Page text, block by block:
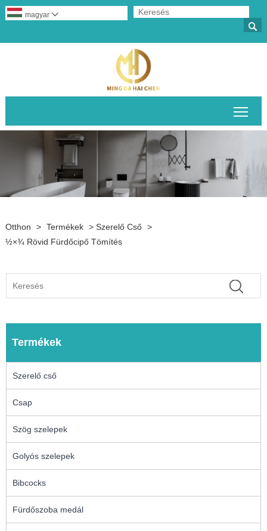

magyar 
Otthon > Termékek > Szerelő Cső >
½×¾‌ Rövid Fürdőcipő Tömítés
Termékek
Szerelő cső
Csap
Szög szelepek
Golyós szelepek
Bibcocks
Fürdőszoba medál